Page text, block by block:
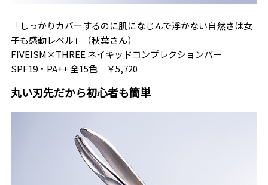
「しっかりカバーするのに肌になじんで浮かない自然さは女
子も感動レベル」（秋葉さん）
FIVEISM×THREE ネイキッドコンプレクションバー
SPF19・PA++ 全15色 ￥5,720
丸い刃先だから初心者も簡単